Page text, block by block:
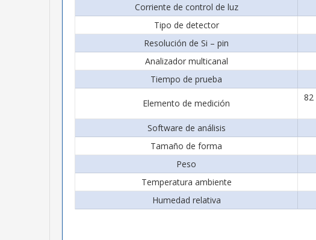
Corriente de control de luz
Tipo de detector
Resolución de Si – pin
Analizador multicanal
Tiempo de prueba
Elemento de medición
82
Software de análisis
Tamaño de forma
Peso
Temperatura ambiente
Humedad relativa